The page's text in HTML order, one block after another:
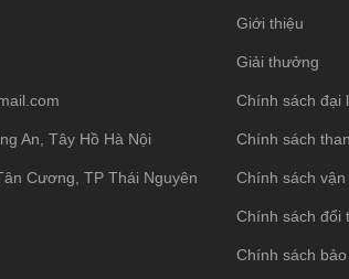
An, Tây Hồ Hà Nội
Cương, TP Thái Nguyên
Giới thiệu
Giải thưởng
Chính sách đại
Chính sách
Chính sách vận
Chính sách đổi
Chính sách